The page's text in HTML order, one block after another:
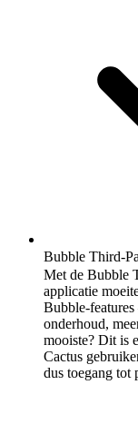
Bubble Third-
Met de Bubble
applicatie
Bubble-
onderhoud,
mooiste? Dit is
Cactus
dus toegang tot